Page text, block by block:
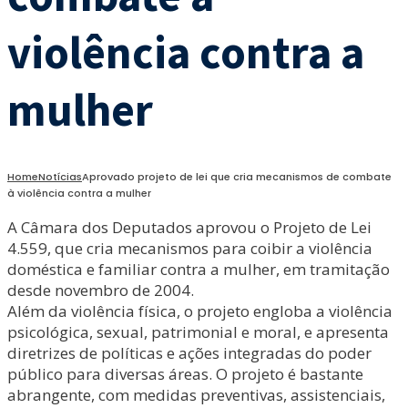
violência contra a
mulher
HomeNotíciasAprovado projeto de lei que cria mecanismos de combate
à violência contra a mulher
A Câmara dos Deputados aprovou o Projeto de Lei
4.559, que cria mecanismos para coibir a violência
doméstica e familiar contra a mulher, em tramitação
desde novembro de 2004.
Além da violência física, o projeto engloba a violência
psicológica, sexual, patrimonial e moral, e apresenta
diretrizes de políticas e ações integradas do poder
público para diversas áreas. O projeto é bastante
abrangente, com medidas preventivas, assistenciais,